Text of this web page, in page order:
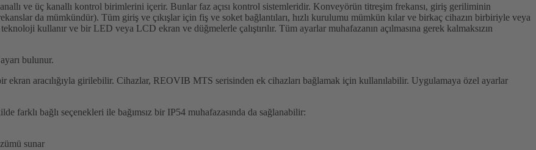
ve üç kanallı kontrol birimlerini içerir. Bunlar faz açısı kontrol sistemleridir. Konveyörün titreşim frekansı, giriş geriliminin
da mümkündür). Tüm giriş ve çıkışlar için fiş ve soket bağlantıları, hızlı kurulumu mümkün kılar ve birkaç cihazın birbiriyle veya
kullanır ve bir LED veya LCD ekran ve düğmelerle çalıştırılır. Tüm ayarlar muhafazanın açılmasına gerek kalmaksızın
bulunur.
aracılığıyla girilebilir. Cihazlar, REOVIB MTS serisinden ek cihazları bağlamak için kullanılabilir. Uygulamaya özel ayarlar
bağlı seçenekleri ile bağımsız bir IP54 muhafazasında da sağlanabilir:
sunar